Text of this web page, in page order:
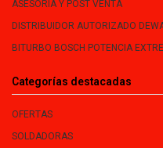
ASESORÍA Y POST VENTA
DISTRIBUIDOR AUTORIZADO
BITURBO BOSCH POTENCIA
Categorías destacadas
OFERTAS
SOLDADORAS